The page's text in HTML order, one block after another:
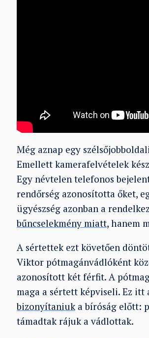
Még aznap egy
Emellett kamerafelvételek
Egy névtelen telefonos
rendőrség azonosította őket,
ügyészség azonban a
bűncselekmény miatt, hanem
A sértettek ezt követően
Viktor pótmagánvádlóként
azonosított két férfit. A
maga a sértett képviseli. Ez
bizonyítaniuka bíróság előtt:
támadtak rájuk a vádlottak.